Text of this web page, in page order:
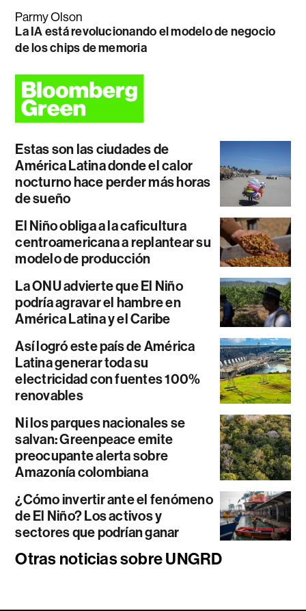
Parmy Olson
La IA está revolucionando el modelo de negocio
de los chips de memoria
Estas son las ciudades de
América Latina donde el calor
nocturno hace perder más horas
de sueño
El Niño obliga a la caficultura
centroamericana a replantear su
modelo de producción
La ONU advierte que El Niño
podría agravar el hambre en
América Latina y el Caribe
Así logró este país de América
Latina generar toda su
electricidad con fuentes 100%
renovables
Ni los parques nacionales se
salvan: Greenpeace emite
preocupante alerta sobre
Amazonía colombiana
¿Cómo invertir ante el fenómeno
de El Niño? Los activos y
sectores que podrían ganar
Otras noticias sobre UNGRD